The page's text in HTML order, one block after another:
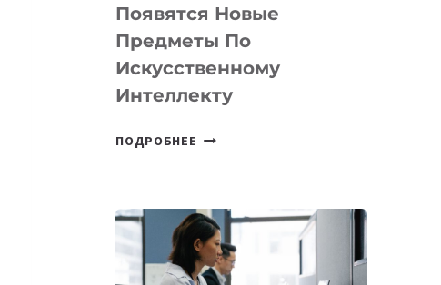
ТЕХНОЛОГИЧЕСКИХ
СТАРТАПОВ
Появятся Новые
Предметы По
Искусственному
Интеллекту
ПОДРОБНЕЕ
НОВЫЕ
ПРЕДМЕТЫ
ПО